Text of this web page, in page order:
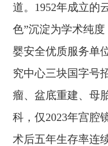
道。1952年成立的
色”沉淀为学术纯
婴安全优质服务单
究中心三块国字号
瘤、盆底重建、母
科，仅2023年宫腔
术后五年生存率连